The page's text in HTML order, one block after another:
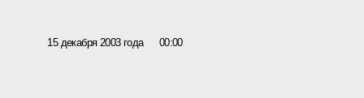
15 декабря 2003 года 00:00